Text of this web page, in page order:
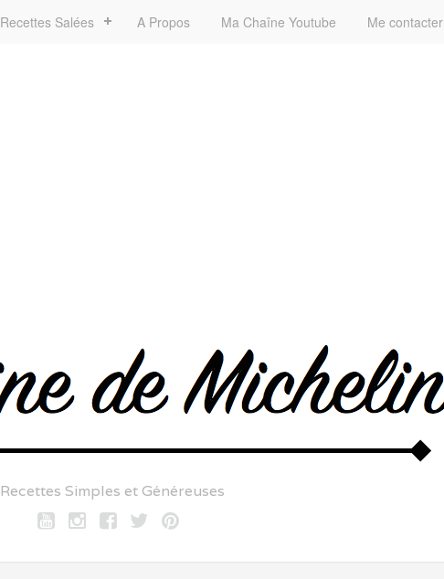
Recettes Salées A Propos Ma Chaîne Youtube Me contacter
Recettes Simples et Généreuses